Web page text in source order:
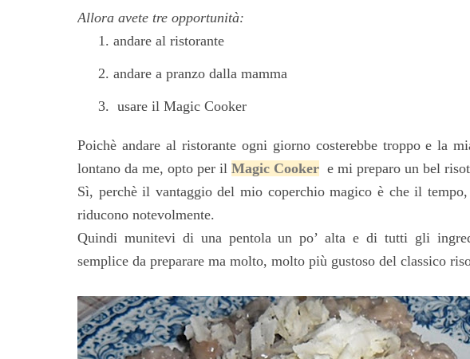
Allora avete tre opportunità:
andare al ristorante
andare a pranzo dalla mamma
usare il Magic Cooker
Poichè andare al ristorante ogni giorno costerebbe troppo e la
lontano da me, opto per il Magic Cooker e mi preparo un bel
Sì, perchè il vantaggio del mio coperchio magico è che il
riducono notevolmente.
Quindi munitevi di una pentola un po’ alta e di tutti gli
semplice da preparare ma molto, molto più gustoso del classico